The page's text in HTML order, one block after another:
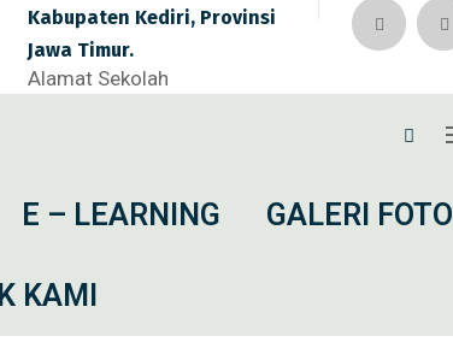
Kabupaten Kediri, Provinsi
Jawa Timur.
Alamat Sekolah
E – LEARNING GALERI FOTO
KAMI